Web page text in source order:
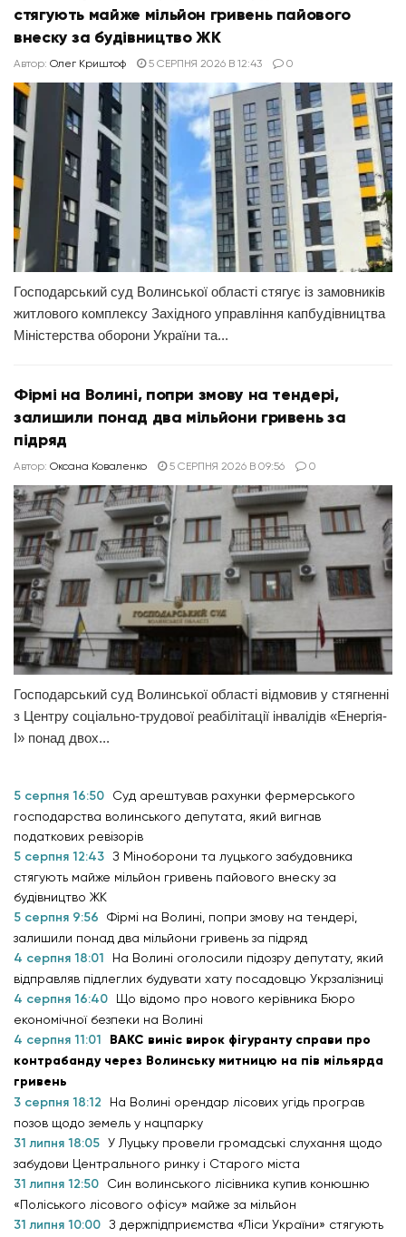
стягують майже мільйон гривень пайового
внеску за будівництво ЖК
Автор: Олег Криштоф 5 СЕРПНЯ 2026 В 12:43 0
Господарський суд Волинської області стягує із замовників
житлового комплексу Західного управління капбудівництва
Міністерства оборони України та...
Фірмі на Волині, попри змову на тендері,
залишили понад два мільйони гривень за
підряд
Автор: Оксана Коваленко 5 СЕРПНЯ 2026 В 09:56 0
Господарський суд Волинської області відмовив у стягненні
з Центру соціально-трудової реабілітації інвалідів «Енергія-
І» понад двох...
5 серпня 16:50
Суд арештував рахунки фермерського
господарства волинського депутата, який вигнав
податкових ревізорів
5 серпня 12:43 З Міноборони та луцького забудовника
стягують майже мільйон гривень пайового внеску за
будівництво ЖК
5 серпня 9:56
Фірмі на Волині, попри змову на тендері,
залишили понад два мільйони гривень за підряд
4 серпня 18:01
На Волині оголосили підозру депутату, який
відправляв підлеглих будувати хату посадовцю Укрзалізниці
4 серпня 16:40
Що відомо про нового керівника Бюро
економічної безпеки на Волині
4 серпня 11:01
ВАКС виніс вирок фігуранту справи про
контрабанду через Волинську митницю на пів мільярда
гривень
3 серпня 18:12
На Волині орендар лісових угідь програв
позов щодо земель у нацпарку
31 липня 18:05 У Луцьку провели громадські слухання щодо
забудови Центрального ринку і Старого міста
31 липня 12:50
Син волинського лісівника купив конюшню
«Поліського лісового офісу» майже за мільйон
31 липня 10:00 З держпідприємства «Ліси України» стягують